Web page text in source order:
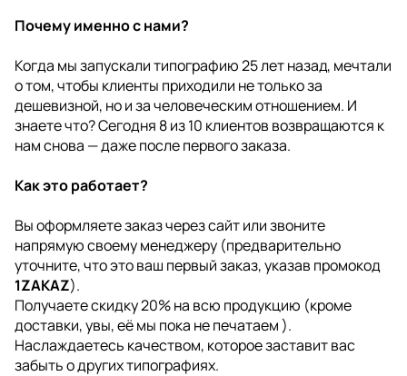
Почему именно с нами?
Когда мы запускали типографию 25 лет назад, мечтали
о том, чтобы клиенты приходили не только за
дешевизной, но и за человеческим отношением. И
знаете что? Сегодня 8 из 10 клиентов возвращаются к
нам снова — даже после первого заказа.
Как это работает?
Вы оформляете заказ через сайт или звоните
напрямую своему менеджеру (предварительно
уточните, что это ваш первый заказ, указав промокод
1ZAKAZ).
Получаете скидку 20% на всю продукцию (кроме
доставки, увы, её мы пока не печатаем ).
Наслаждаетесь качеством, которое заставит вас
забыть о других типографиях.